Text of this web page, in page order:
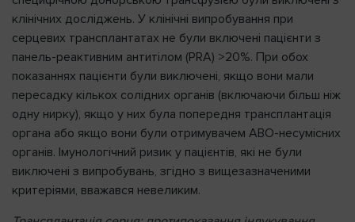
клінічних досліджень. У клінічні випробування при
серцевих трансплантатах не були включені пацієнти з
панель-реактивним антитілом (PRA) >20%. При обох
показаннях пацієнти були виключені, якщо вони мали
пересадку кількох солідних органів (включаючи більш ніж
одну нирку), якщо у них була попередня трансплантація
органа або якщо вони були отримувачем АВО-несумісних
органів. Імунологічний ризик у пацієнтів, які не були
виключені з випробувань, згідно з вищезазначеними
критеріями, вважався невеликим.